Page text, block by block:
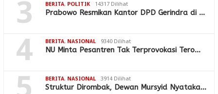
3 BERITA, POLITIK 14317 Dilihat
Prabowo Resmikan Kantor DPD Gerindra di …
4 BERITA, NASIONAL 9340 Dilihat
NU Minta Pesantren Tak Terprovokasi Tero…
BERITA, NASIONAL 3914 Dilihat
Struktur Dirombak, Dewan Mursyid Nyataka…